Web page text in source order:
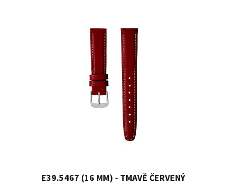
E39.5467 (16 MM) - TMAVĚ ČERVENÝ